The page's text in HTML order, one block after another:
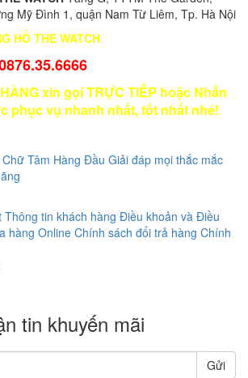
Mỹ Đình 1, quận Nam Từ Liêm, Tp. Hà Nội
HỒ THE WATCH
xin gọi TRỰC TIẾP hoặc Nhắn
phục vụ nhanh nhất, tốt nhất nhé!
Tâm Hàng Đầu Giải đáp mọi thắc mắc
tin khách hàng Điều khoản và Điều
hàng Online Chính sách đổi trả hàng Chính
tin khuyến mãi
Gửi